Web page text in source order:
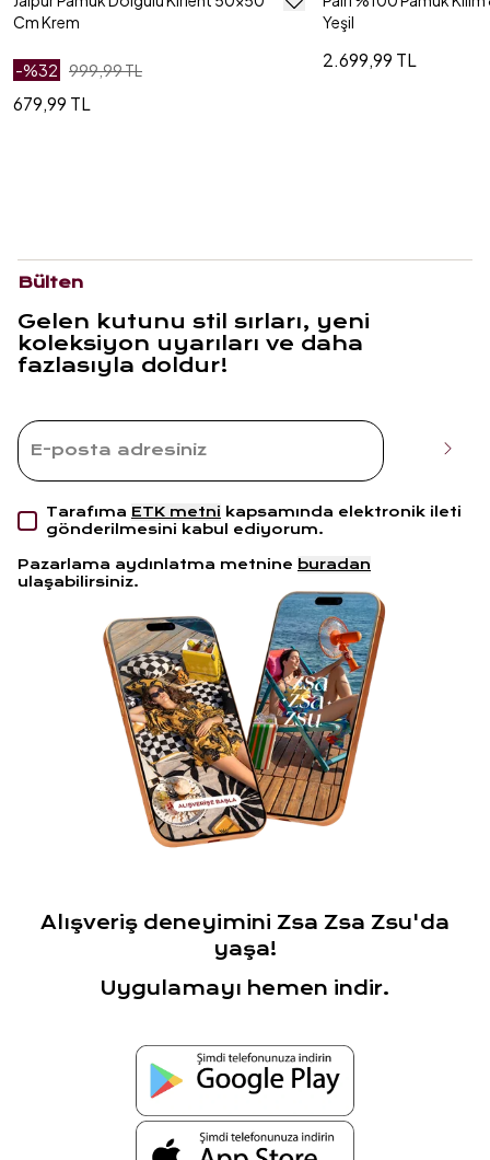
Cm Krem
-%32 999,99 TL
679,99 TL
Yeşil
2.699,99 TL
Bülten
Gelen kutunu stil sırları, yeni
koleksiyon uyarıları ve daha
fazlasıyla doldur!
Tarafıma ETK metni kapsamında elektronik ileti
gönderilmesini kabul ediyorum.
Pazarlama aydınlatma metnine buradan
ulaşabilirsiniz.
Alışveriş deneyimini Zsa Zsa Zsu'da
yaşa!
Uygulamayı hemen indir.